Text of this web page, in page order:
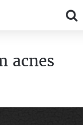
acnes